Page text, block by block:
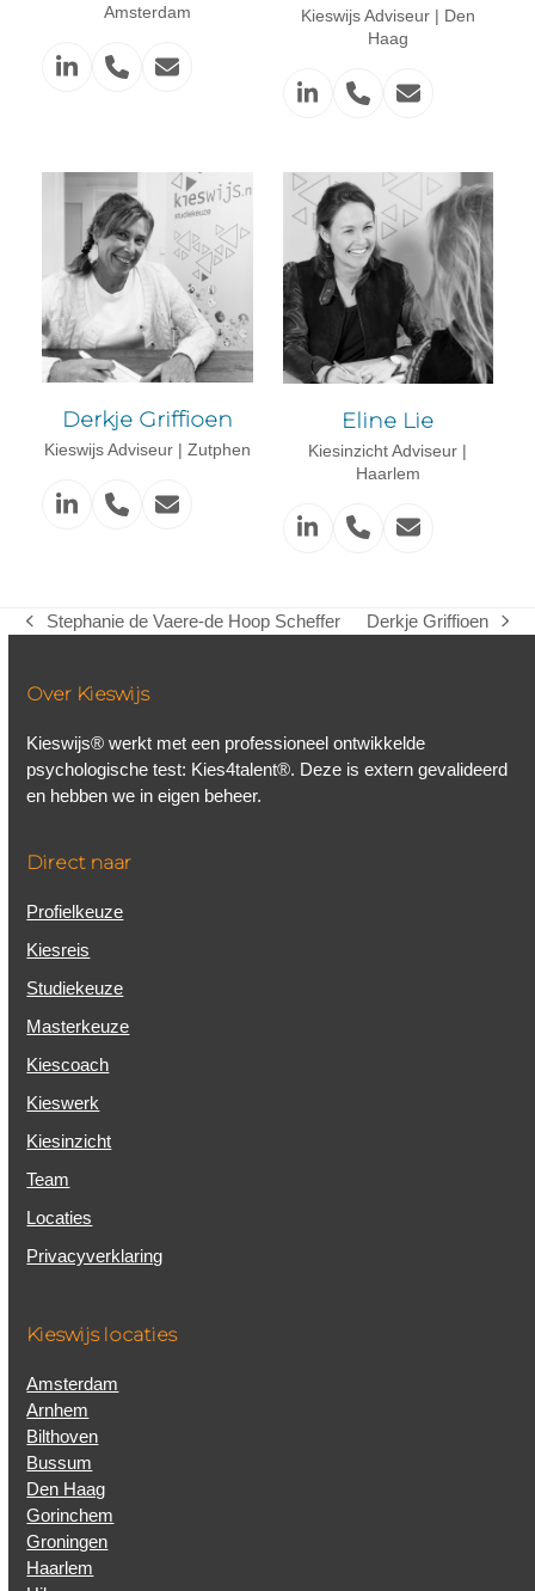
Amsterdam
LinkedinPhoneEmail
Kieswijs Adviseur | Den
Haag
LinkedinPhoneEmail
Derkje Griffioen
Kieswijs Adviseur | Zutphen
LinkedinPhoneEmail
Eline Lie
Kiesinzicht Adviseur |
Haarlem
LinkedinPhoneEmail
previous
Stephanie de Vaere-de Hoop Scheffer
next
Derkje Griffioen
Over Kieswijs
Kieswijs® werkt met een professioneel ontwikkelde
psychologische test: Kies4talent®. Deze is extern gevalideerd
en hebben we in eigen beheer.
Direct naar
Profielkeuze
Kiesreis
Studiekeuze
Masterkeuze
Kiescoach
Kieswerk
Kiesinzicht
Team
Locaties
Privacyverklaring
Kieswijs locaties
Amsterdam
Arnhem
Bilthoven
Bussum
Den Haag
Gorinchem
Groningen
Haarlem